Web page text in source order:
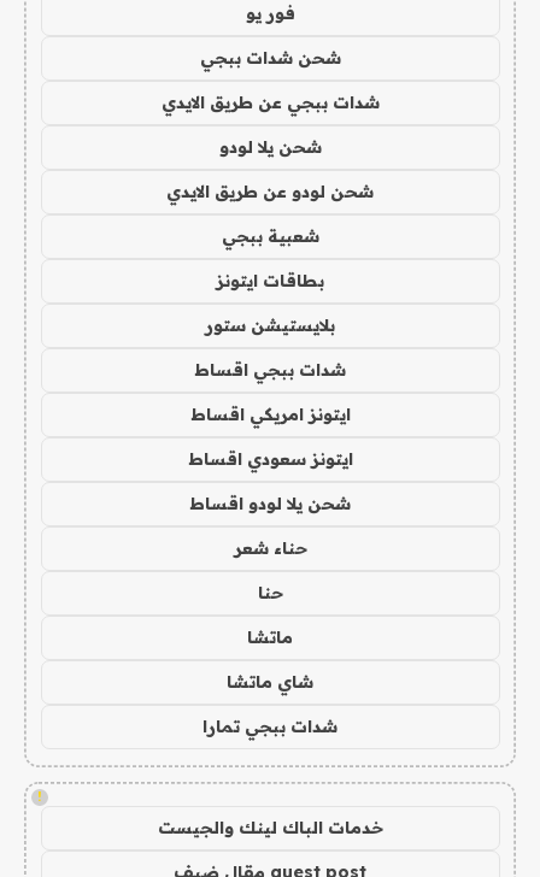
فور يو
شحن شدات ببجي
شدات ببجي عن طريق الايدي
شحن يلا لودو
شحن لودو عن طريق الايدي
شعبية ببجي
بطاقات ايتونز
بلايستيشن ستور
شدات ببجي اقساط
ايتونز امريكي اقساط
ايتونز سعودي اقساط
شحن يلا لودو اقساط
حناء شعر
حنا
ماتشا
شاي ماتشا
شدات ببجي تمارا
!
خدمات الباك لينك والجيست
guest post مقال ضيف